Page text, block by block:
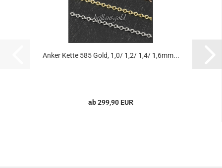
Anker Kette 585 Gold, 1,0/ 1,2/ 1,4/ 1,6mm...
ab 299,90 EUR